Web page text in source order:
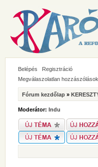
Belépés Regisztráció
Megválaszolatlan hozzászólások
Fórum kezdőlap »
Moderátor: Indu